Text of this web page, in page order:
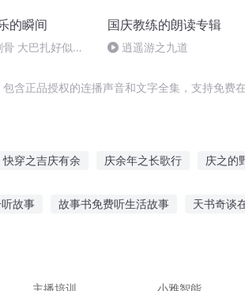
的瞬间
大巴扎好似温
国庆教练的朗读专辑
逍遥游之九道
含正品授权的连播声音和文字全集，支持免费
快穿之吉庆有余 庆余年之长歌行 庆之的
故事 故事书免费听生活故事 天书奇谈
主播培训 小雅智能